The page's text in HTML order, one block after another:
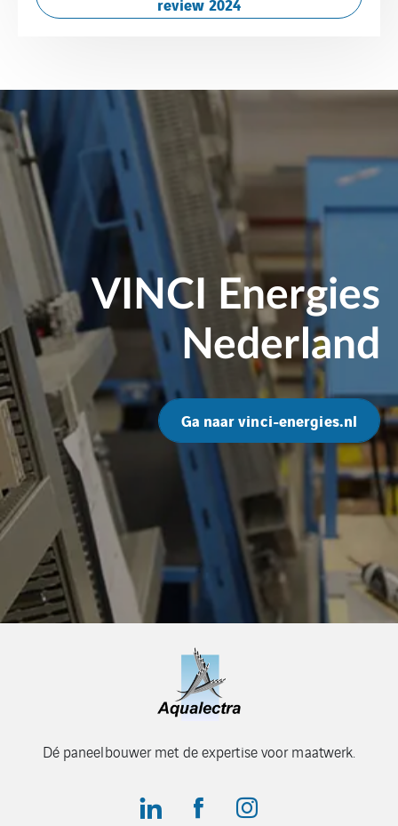
VINCI Energies
Nederland
Ga naar vinci-energies.nl
Dé paneelbouwer met de expertise voor maatwerk.